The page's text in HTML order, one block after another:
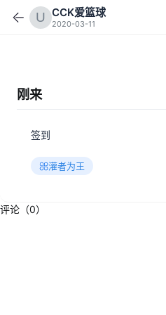
CCK爱篮球
2020-03-11
刚来
签到
灌者为王
评论（0）